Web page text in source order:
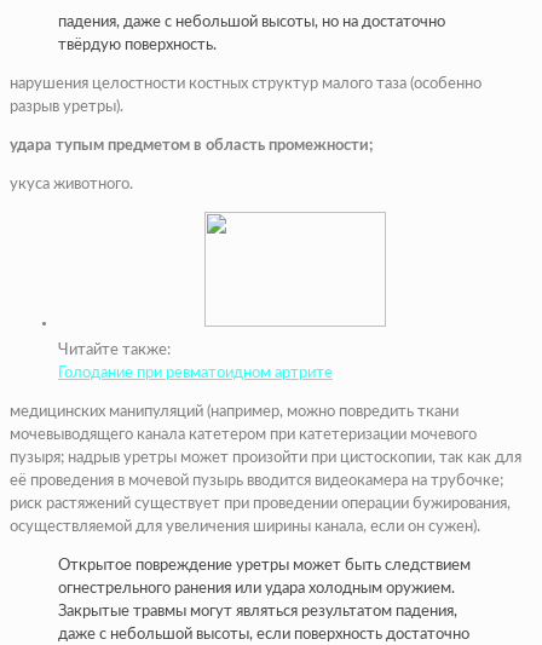
падения, даже с небольшой высоты, но на достаточно
твёрдую поверхность.
нарушения целостности костных структур малого таза (особенно
разрыв уретры).
удара тупым предметом в область промежности;
укуса животного.
Читайте также:
Голодание при ревматоидном артрите
медицинских манипуляций (например, можно повредить ткани
мочевыводящего канала катетером при катетеризации мочевого
пузыря; надрыв уретры может произойти при цистоскопии, так как для
её проведения в мочевой пузырь вводится видеокамера на трубочке;
риск растяжений существует при проведении операции бужирования,
осуществляемой для увеличения ширины канала, если он сужен).
Открытое повреждение уретры может быть следствием
огнестрельного ранения или удара холодным оружием.
Закрытые травмы могут являться результатом падения,
даже с небольшой высоты, если поверхность достаточно